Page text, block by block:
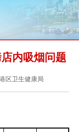
内吸烟问题
区卫生健康局